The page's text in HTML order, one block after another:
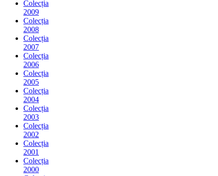
Colecția
2009
Colecția
2008
Colecția
2007
Colecția
2006
Colecția
2005
Colecția
2004
Colecția
2003
Colecția
2002
Colecția
2001
Colecția
2000